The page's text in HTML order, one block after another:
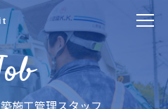
施工管理スタッフ